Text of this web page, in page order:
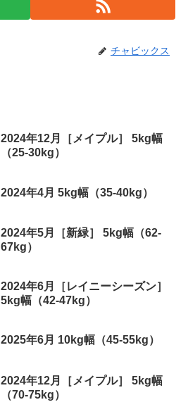
チャビックス
2024年12月［メイプル］ 5kg幅
（25-30kg）
2024年4月 5kg幅（35-40kg）
2024年5月［新緑］ 5kg幅（62-
67kg）
2024年6月［レイニーシーズン］
5kg幅（42-47kg）
2025年6月 10kg幅（45-55kg）
2024年12月［メイプル］ 5kg幅
（70-75kg）